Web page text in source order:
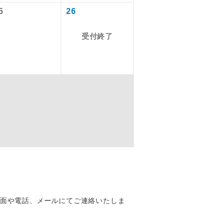
26
受付終了
や電話、メールにてご連絡いたしま
円
円
円
円
円
機や鉄
い。
るコー
くこと